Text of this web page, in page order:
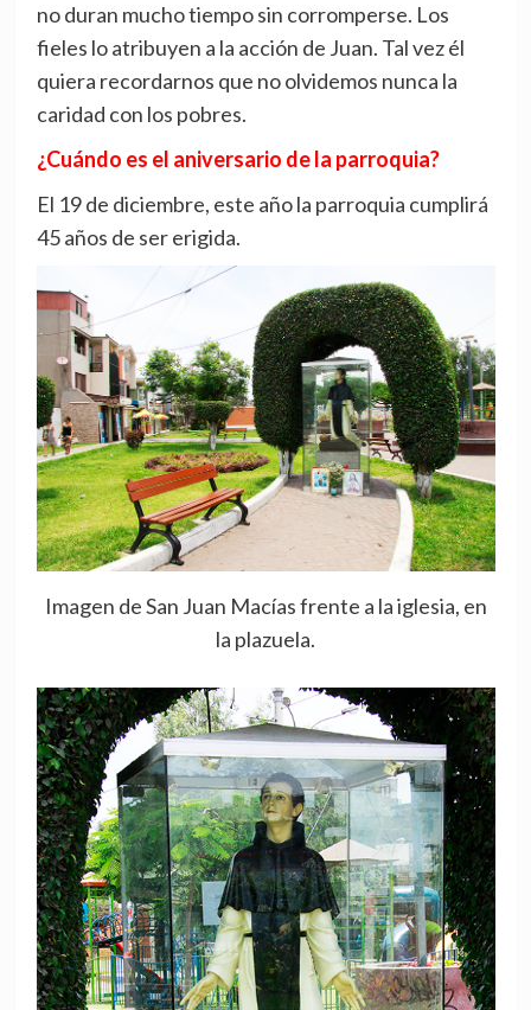
no duran mucho tiempo sin corromperse. Los
fieles lo atribuyen a la acción de Juan. Tal vez él
quiera recordarnos que no olvidemos nunca la
caridad con los pobres.
¿Cuándo es el aniversario de la parroquia?
El 19 de diciembre, este año la parroquia cumplirá
45 años de ser erigida.
Imagen de San Juan Macías frente a la iglesia, en
la plazuela.